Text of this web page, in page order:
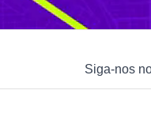
Siga-nos